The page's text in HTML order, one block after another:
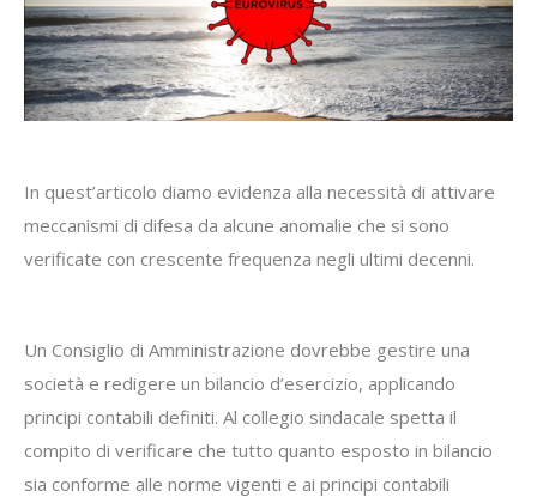
In quest’articolo diamo evidenza alla necessità di attivare
meccanismi di difesa da alcune anomalie che si sono
verificate con crescente frequenza negli ultimi decenni.
Un Consiglio di Amministrazione dovrebbe gestire una
società e redigere un bilancio d’esercizio, applicando
principi contabili definiti. Al collegio sindacale spetta il
compito di verificare che tutto quanto esposto in bilancio
sia conforme alle norme vigenti e ai principi contabili